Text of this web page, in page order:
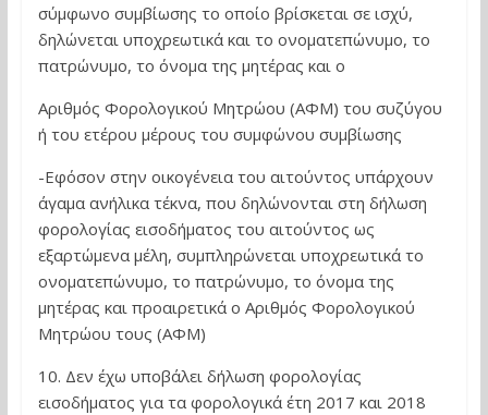
σύμφωνο συμβίωσης το οποίο βρίσκεται σε ισχύ,
δηλώνεται υποχρεωτικά και το ονοματεπώνυμο, το
πατρώνυμο, το όνομα της μητέρας και ο
Αριθμός Φορολογικού Μητρώου (ΑΦΜ) του συζύγου
ή του ετέρου μέρους του συμφώνου συμβίωσης
-Εφόσον στην οικογένεια του αιτούντος υπάρχουν
άγαμα ανήλικα τέκνα, που δηλώνονται στη δήλωση
φορολογίας εισοδήματος του αιτούντος ως
εξαρτώμενα μέλη, συμπληρώνεται υποχρεωτικά το
ονοματεπώνυμο, το πατρώνυμο, το όνομα της
μητέρας και προαιρετικά ο Αριθμός Φορολογικού
Μητρώου τους (ΑΦΜ)
10. Δεν έχω υποβάλει δήλωση φορολογίας
εισοδήματος για τα φορολογικά έτη 2017 και 2018